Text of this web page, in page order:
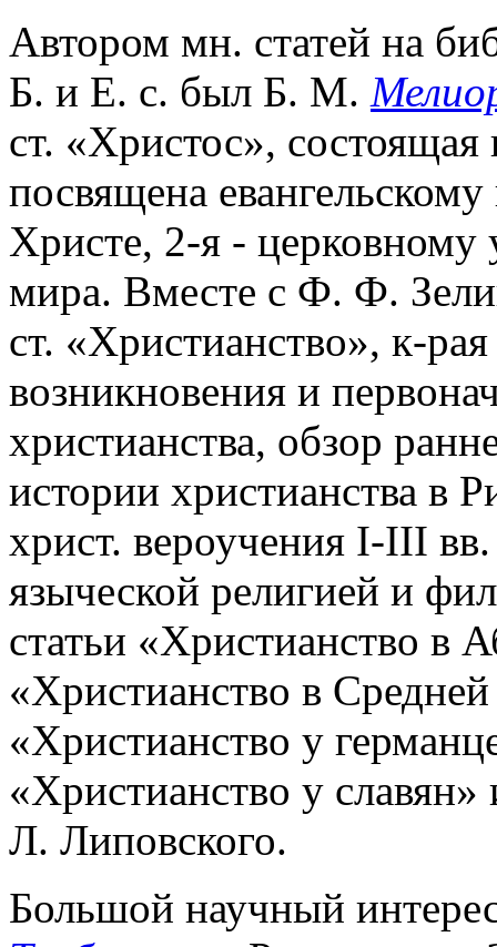
Автором мн. статей на
Б. и Е. с. был Б. М.
ст. «Христос», состоящая
посвящена
Христе, 2-я -
мира. Вместе с Ф. Ф.
ст. «Христианство», к-
возникновения и
христианства, обзор
истории христианства в
христ. вероучения I-III
языческой религией и
статьи «Христианство в
«Христианство в
«Христианство у
«Христианство у
Л. Липовского.
Большой научный